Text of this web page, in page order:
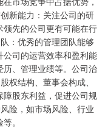
新能力：关注公司的研
先的公司更有可能在行
：优秀的管理团队能够
司的运营效率和盈利能
、管理业绩等。公司治
权结构、董事会构成、
股东利益，促进公司规
险，如市场风险、行业
。